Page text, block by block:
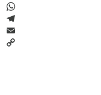
LinkedIn
WhatsApp
Telegram
Email